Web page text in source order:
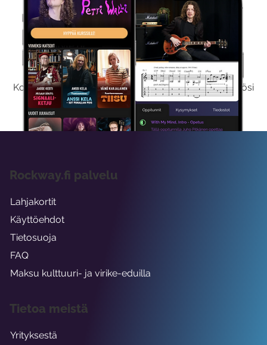
Kokeile Ilmaiseksi
Kokeilemalla ilmaiseksi saat koko sisältömme käyttöösi
viikon ajaksi.
Rockway.fi palvelu
Lahjakortit
Käyttöehdot
Tietosuoja
FAQ
Maksu kulttuuri- ja virike-eduilla
Tietoa meistä
Yrityksestä